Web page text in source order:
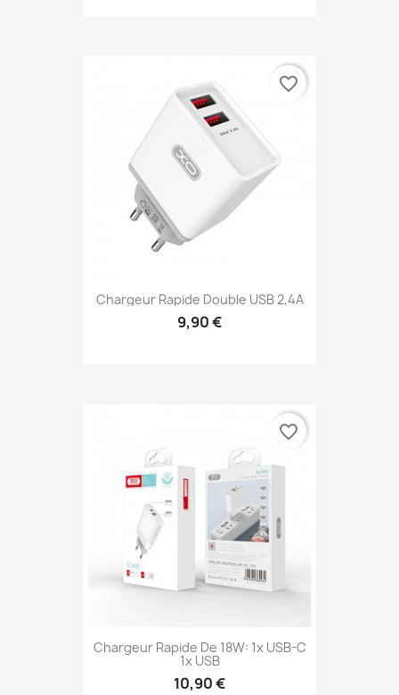
Chargeur Rapide Double USB 2,4A
9,90 €
favorite_border
Chargeur Rapide De 18W: 1x USB-C
1x USB
10,90 €
favorite_border